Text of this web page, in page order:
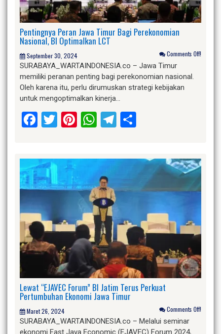
Pentingnya Peran Jawa Timur Bagi Perekonomian
Nasional, BI Optimalkan LCT
September 30, 2024 Comments Off!
SURABAYA_WARTAINDONESIA.co – Jawa Timur
memiliki peranan penting bagi perekonomian nasional.
Oleh karena itu, perlu dirumuskan strategi kebijakan
untuk mengoptimalkan kinerja…
Facebook
Twitter
Pinterest
WhatsApp
Telegram
Lewat “EJAVEC Forum” BI Jatim Terus Perkuat
Pertumbuhan Ekonomi Jawa Timur
Maret 26, 2024 Comments Off!
SURABAYA_WARTAINDONESIA.co – Melalui seminar